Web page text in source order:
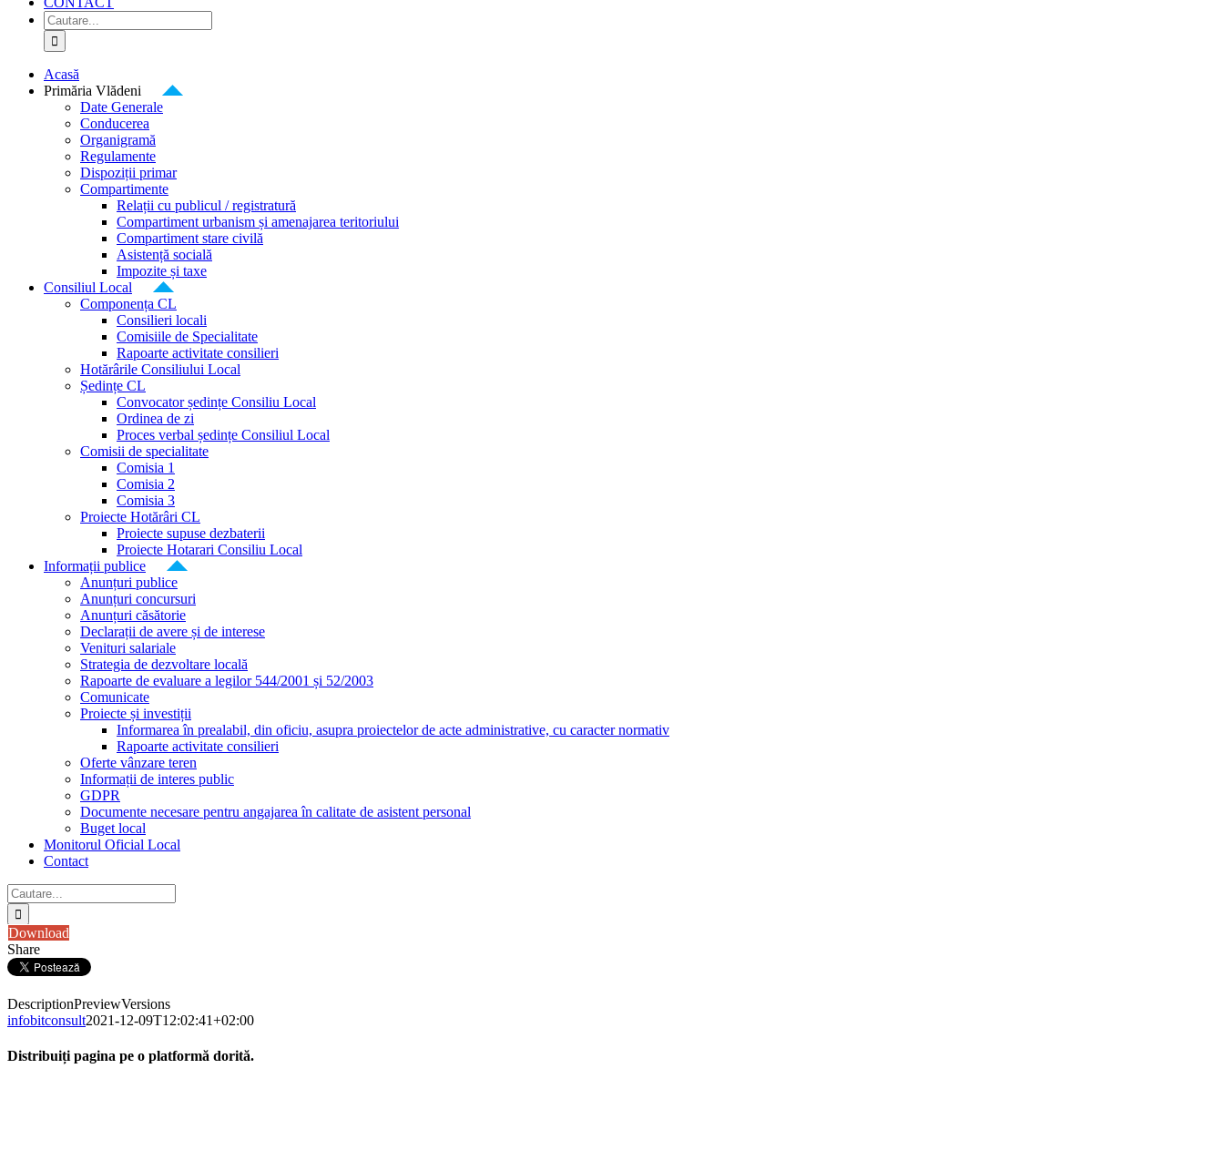
Cautare...
Acasă
Primăria Vlădeni
Date Generale
Conducerea
Organigramă
Regulamente
Dispoziții primar
Compartimente
Relații cu publicul / registratură
Compartiment urbanism și amenajarea teritoriului
Compartiment stare civilă
Asistență socială
Impozite și taxe
Consiliul Local
Componența CL
Consilieri locali
Comisiile de Specialitate
Rapoarte activitate consilieri
Hotărârile Consiliului Local
Ședințe CL
Convocator ședințe Consiliu Local
Ordinea de zi
Proces verbal ședințe Consiliul Local
Comisii de specialitate
Comisia 1
Comisia 2
Comisia 3
Proiecte Hotărâri CL
Proiecte supuse dezbaterii
Proiecte Hotarari Consiliu Local
Informații publice
Anunțuri publice
Anunțuri concursuri
Anunțuri căsătorie
Declarații de avere și de interese
Venituri salariale
Strategia de dezvoltare locală
Rapoarte de evaluare a legilor 544/2001 și 52/2003
Comunicate
Proiecte și investiții
Informarea în prealabil, din oficiu, asupra proiectelor de acte administrative, cu caracter normativ
Rapoarte activitate consilieri
Oferte vânzare teren
Informații de interes public
GDPR
Documente necesare pentru angajarea în calitate de asistent personal
Buget local
Monitorul Oficial Local
Contact
Cautare...
Download
Share
DescriptionPreviewVersions
infobitconsult2021-12-09T12:02:41+02:00
Distribuiți pagina pe o platformă dorită.